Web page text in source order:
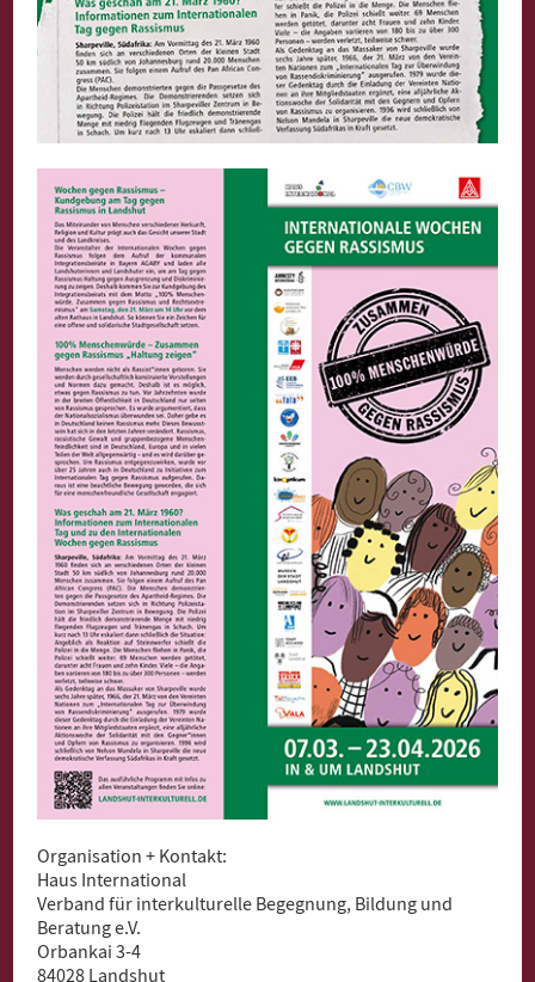
Organisation + Kontakt:
Haus International
Verband für interkulturelle Begegnung, Bildung und
Beratung e.V.
Orbankai 3-4
84028 Landshut